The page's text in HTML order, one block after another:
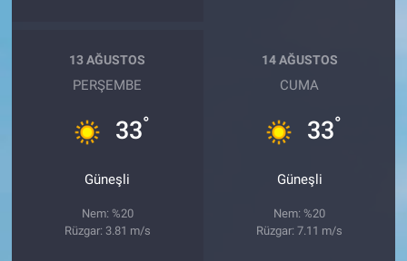
13 AĞUSTOS
PERŞEMBE
33°
Güneşli
Nem: %20
Rüzgar: 3.81 m/s
14 AĞUSTOS
CUMA
33°
Güneşli
Nem: %20
Rüzgar: 7.11 m/s